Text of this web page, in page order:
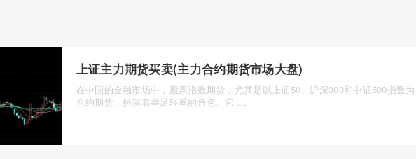
上证主力期货买卖(主力合约期货市场大盘)
在中国的金融市场中，股票指数期货，尤其是以上证50、沪深300和中证500指数
合约期货，扮演着举足轻重的角色。它 ...